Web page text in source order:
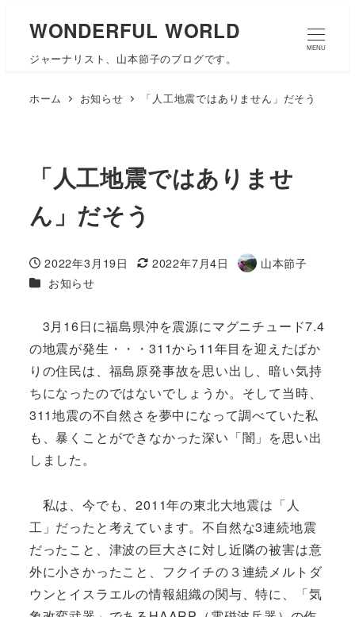
WONDERFUL WORLD
ジャーナリスト、山本節子のブログです。
MENU
ホーム お知らせ 「人工地震ではありません」だそう
「人工地震ではありませ
ん」だそう
投稿日
2022年3月19日
更新日
2022年7月4日
著
山本節子
カテゴリー
お知らせ
3月16日に福島県沖を震源にマグニチュード7.4
の地震が発生・・・311から11年目を迎えたばか
りの住民は、福島原発事故を思い出し、暗い気持
ちになったのではないでしょうか。そして当時、
311地震の不自然さを夢中になって調べていた私
も、暴くことができなかった深い「闇」を思い出
しました。
私は、今でも、2011年の東北大地震は「人
工」だったと考えています。不自然な3連続地震
だったこと、津波の巨大さに対し近隣の被害は意
外に小さかったこと、フクイチの３連続メルトダ
ウンとイスラエルの情報組織の関与、特に、「気